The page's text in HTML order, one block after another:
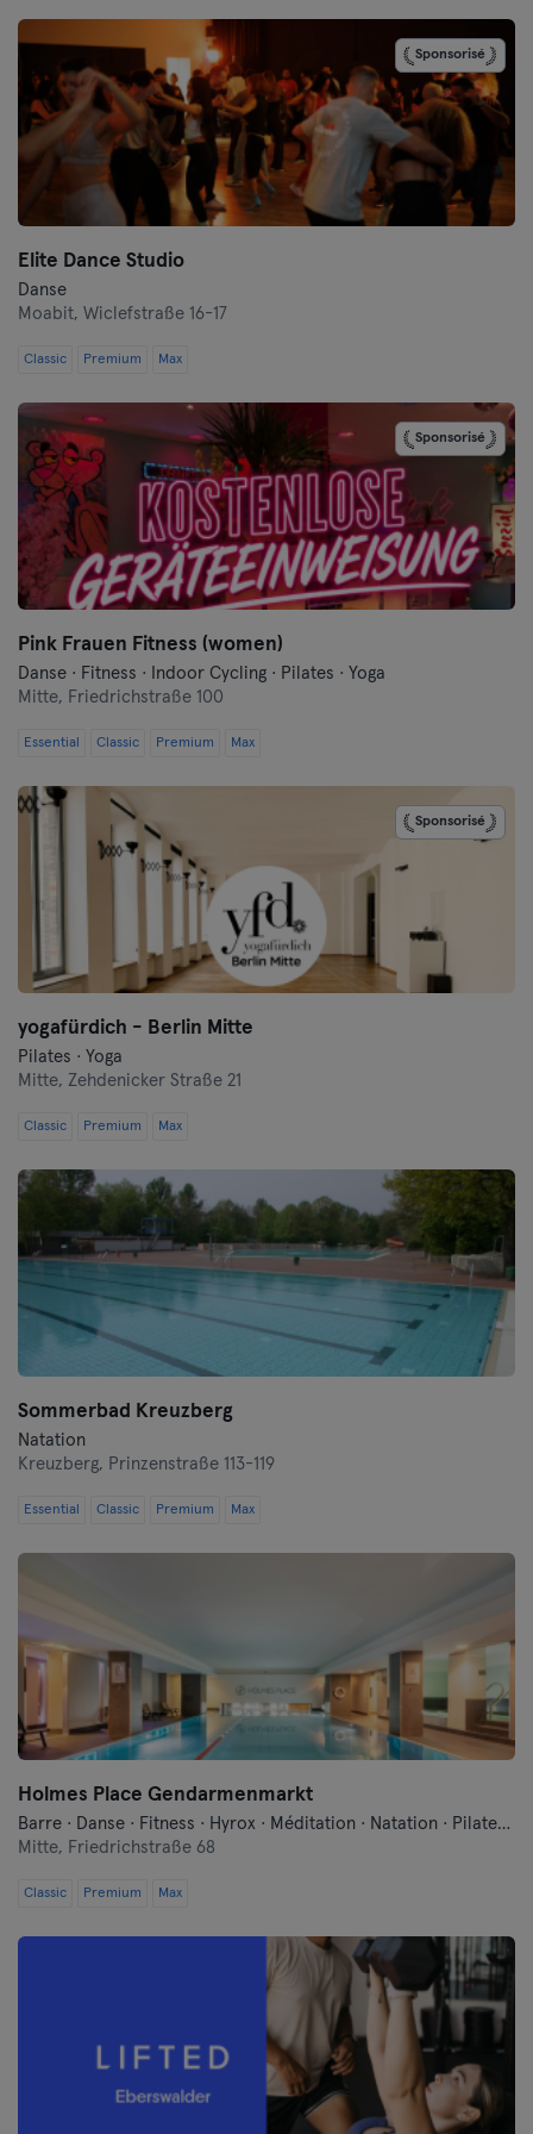
Sponsorisé
Elite Dance Studio
Danse
Moabit, Wiclefstraße 16-17
Classic Premium Max
Sponsorisé
Pink Frauen Fitness (women)
Danse · Fitness · Indoor Cycling · Pilates · Yoga
Mitte, Friedrichstraße 100
Essential Classic Premium Max
Sponsorisé
yogafürdich - Berlin Mitte
Pilates · Yoga
Mitte, Zehdenicker Straße 21
Classic Premium Max
Sommerbad Kreuzberg
Natation
Kreuzberg, Prinzenstraße 113-119
Essential Classic Premium Max
Holmes Place Gendarmenmarkt
Barre · Danse · Fitness · Hyrox · Méditation · Natation · Pilates · Qi Gong et Tai Chi · Sauna · Yoga
Mitte, Friedrichstraße 68
Classic Premium Max
Darmstadt
Dortmund
Dresde
Duisbourg
Düsseldorf
Flensbourg
Francfort
Frankfurt an der Oder
Freiburg
Fulda
Hambourg
Hanau
Hanovre
Ingolstadt
Karlsruhe
Kassel
Cologne
Leipzig
Lubeck
Magdeburg
Mayence
Mannheim
Münster